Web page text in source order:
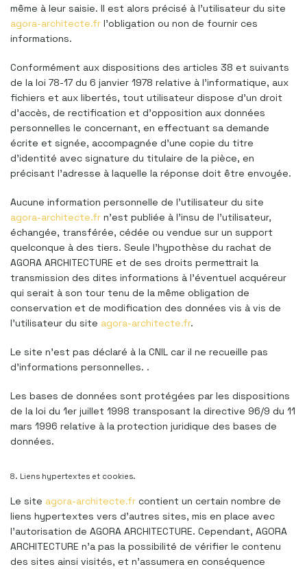
même à leur saisie. Il est alors précisé à l’utilisateur du site
agora-architecte.fr l’obligation ou non de fournir ces
informations.
Conformément aux dispositions des articles 38 et suivants
de la loi 78-17 du 6 janvier 1978 relative à l’informatique, aux
fichiers et aux libertés, tout utilisateur dispose d’un droit
d’accès, de rectification et d’opposition aux données
personnelles le concernant, en effectuant sa demande
écrite et signée, accompagnée d’une copie du titre
d’identité avec signature du titulaire de la pièce, en
précisant l’adresse à laquelle la réponse doit être envoyée.
Aucune information personnelle de l’utilisateur du site
agora-architecte.fr n’est publiée à l’insu de l’utilisateur,
échangée, transférée, cédée ou vendue sur un support
quelconque à des tiers. Seule l’hypothèse du rachat de
AGORA ARCHITECTURE et de ses droits permettrait la
transmission des dites informations à l’éventuel acquéreur
qui serait à son tour tenu de la même obligation de
conservation et de modification des données vis à vis de
l’utilisateur du site agora-architecte.fr.
Le site n’est pas déclaré à la CNIL car il ne recueille pas
d’informations personnelles. .
Les bases de données sont protégées par les dispositions
de la loi du 1er juillet 1998 transposant la directive 96/9 du 11
mars 1996 relative à la protection juridique des bases de
données.
8. Liens hypertextes et cookies.
Le site agora-architecte.fr contient un certain nombre de
liens hypertextes vers d’autres sites, mis en place avec
l’autorisation de AGORA ARCHITECTURE. Cependant, AGORA
ARCHITECTURE n’a pas la possibilité de vérifier le contenu
des sites ainsi visités, et n’assumera en conséquence